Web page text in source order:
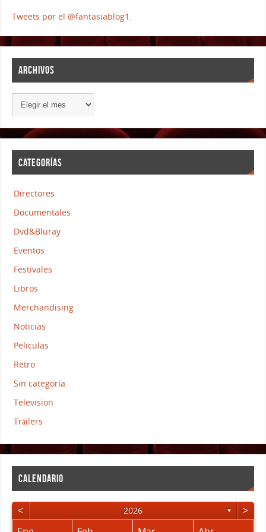
Tweets por el @fantasiablog1.
ARCHIVOS
CATEGORÍAS
Directores
Documentales
Dvd&Bluray
Eventos
Festivales
Libros
Merchandising
Noticias
Peliculas
Retro
Sin categoría
Television
Tráilers
CALENDARIO
< 2026 ▼ >